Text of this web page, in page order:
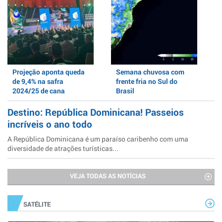
Projeção aponta queda
de 9,4% na safra
2024/25 de cana
Semana chuvosa com
frente fria no Sul do
Brasil
Destino: República Dominicana! Passeios
incríveis o ano todo
A República Dominicana é um paraíso caribenho com uma
diversidade de atrações turísticas...
VEJA TODAS AS NOTÍCIAS
SATÉLITE